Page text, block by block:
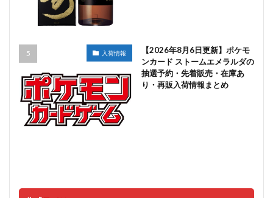
入荷情報
【2026年8月6日更新】ポケモ
ンカード ストームエメラルダの
抽選予約・先着販売・在庫あ
り・再販入荷情報まとめ